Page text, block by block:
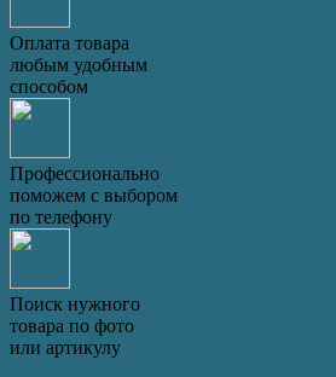
Оплата товара
любым удобным
способом
Профессионально
поможем с выбором
по телефону
Поиск нужного
товара по фото
или артикулу